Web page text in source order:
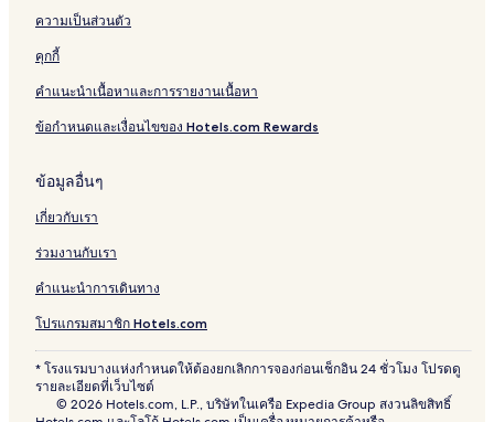
ความเป็นส่วนตัว
คุกกี้
คำแนะนำเนื้อหาและการรายงานเนื้อหา
ข้อกำหนดและเงื่อนไขของ Hotels.com Rewards
ข้อมูลอื่นๆ
เกี่ยวกับเรา
ร่วมงานกับเรา
คำแนะนำการเดินทาง
โปรแกรมสมาชิก Hotels.com
* โรงแรมบางแห่งกำหนดให้ต้องยกเลิกการจองก่อนเช็กอิน 24 ชั่วโมง โปรดดู
รายละเอียดที่เว็บไซต์
© 2026 Hotels.com, L.P., บริษัทในเครือ Expedia Group สงวนลิขสิทธิ์